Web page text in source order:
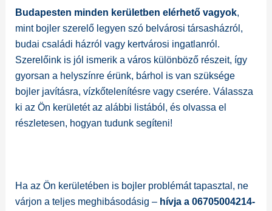
Budapesten minden kerületben elérhető vagyok,
mint bojler szerelő legyen szó belvárosi társasházról,
budai családi házról vagy kertvárosi ingatlanról.
Szerelőink is jól ismerik a város különböző részeit, így
gyorsan a helyszínre érünk, bárhol is van szüksége
bojler javításra, vízkőtelenítésre vagy cserére. Válassza
ki az Ön kerületét az alábbi listából, és olvassa el
részletesen, hogyan tudunk segíteni!
Ha az Ön kerületében is bojler problémát tapasztal, ne
várjon a teljes meghibásodásig – hívja a 06705004214-